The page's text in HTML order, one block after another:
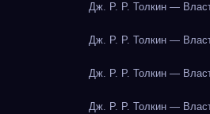
Дж. Р. Р. Толкин —
Дж. Р. Р. Толкин —
Дж. Р. Р. Толкин —
Дж. Р. Р. Толкин —